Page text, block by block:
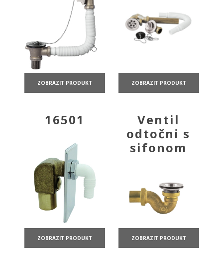
ZOBRAZIT PRODUKT ZOBRAZIT PRODUKT
16501
ZOBRAZIT PRODUKT
Ventil
odtočni s
sifonom
ZOBRAZIT PRODUKT